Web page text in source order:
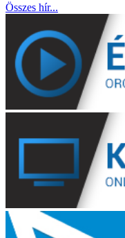
Összes hír...